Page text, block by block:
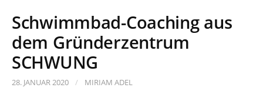
Schwimmbad-Coaching aus
dem Gründerzentrum
SCHWUNG
28. JANUAR 2020 / MIRIAM ADEL